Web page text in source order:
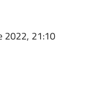
2022, 21:10